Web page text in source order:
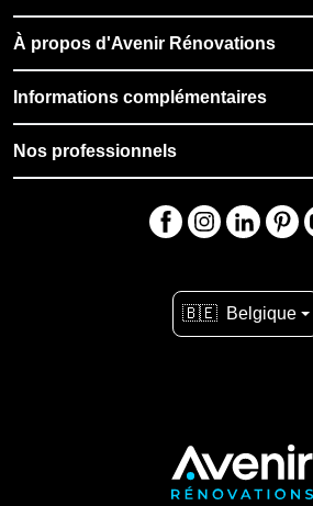
À propos d'Avenir Rénovations
Informations complémentaires
Nos professionnels
🇧🇪 Belgique